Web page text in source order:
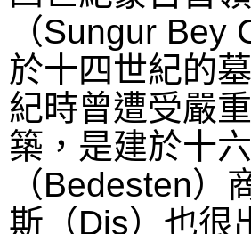
（Sungur Bey
於十四世紀的
紀時曾遭受嚴
築，是建於十
（Bedesten）
斯（Dis）也很